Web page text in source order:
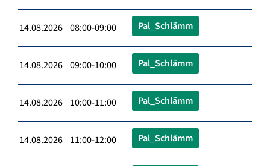
14.08.2026 08:00-09:00 Pal_Schlämm
14.08.2026 09:00-10:00 Pal_Schlämm
14.08.2026 10:00-11:00 Pal_Schlämm
14.08.2026 11:00-12:00 Pal_Schlämm